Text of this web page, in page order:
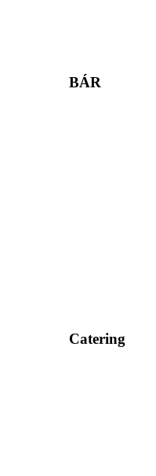
BÁR
Catering